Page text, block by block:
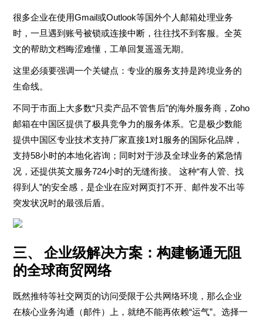
很多企业在使用Gmail或Outlook等国外个人邮箱处理业务
时，一旦遇到账号被锁或连接中断，往往找不到客服。全英
文的帮助文档晦涩难懂，工单回复遥遥无期。
这里必须要强调一个关键点：专业的服务支持是跨境业务的
生命线。
不同于市面上大多数“只卖产品不管售后”的海外服务商，Zoho
邮箱在中国区提供了极具竞争力的服务体系。它是极少数能
提供中国区专业技术支持厂家直接1对1服务的国际化品牌，
支持58小时的本地化咨询；同时对于涉及全球业务的紧急情
况，还提供英文服务724小时的无缝衔接。 这种“有人管、找
得到人”的安全感，是企业在应对网页打不开、邮件发不出等
突发状况时的最强后盾。
三、 企业级解决方案：构建畅通无阻
的全球商贸网络
既然推特等社交网页的访问受限于公共网络环境，那么企业
在核心业务沟通（邮件）上，就绝不能再依赖“运气”。选择一